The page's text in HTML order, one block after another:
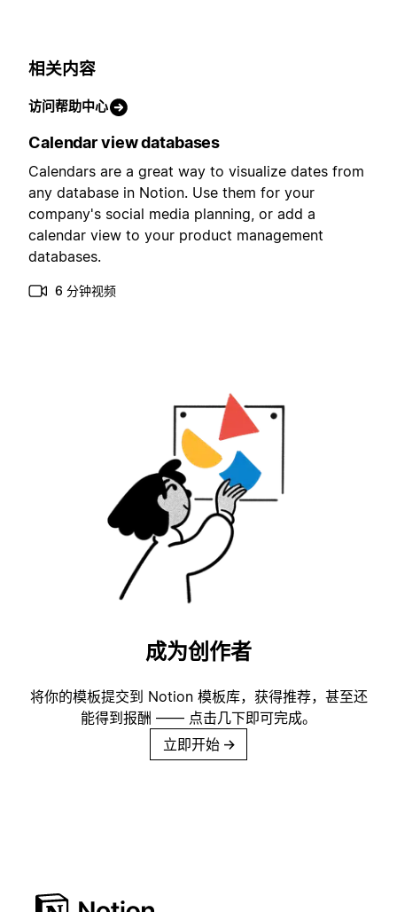
相关内容
访问帮助中心
Calendar view databases
Calendars are a great way to visualize dates from
any database in Notion. Use them for your
company's social media planning, or add a
calendar view to your product management
databases.
6 分钟视频
成为创作者
将你的模板提交到 Notion 模板库，获得推荐，甚至还
能得到报酬 —— 点击几下即可完成。
立即开始 →